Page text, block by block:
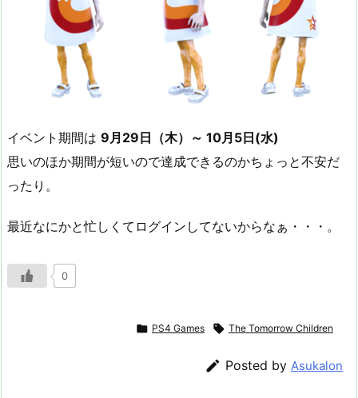
イベント期間は 9月29日（木）～ 10月5日(水)
思いのほか期間が短いので達成できるのかちょっと不安だ
ったり。
最近なにかと忙しくてログインしてないからなぁ・・・。
0
 PS4 Games  The Tomorrow Children
 Posted by Asukalon